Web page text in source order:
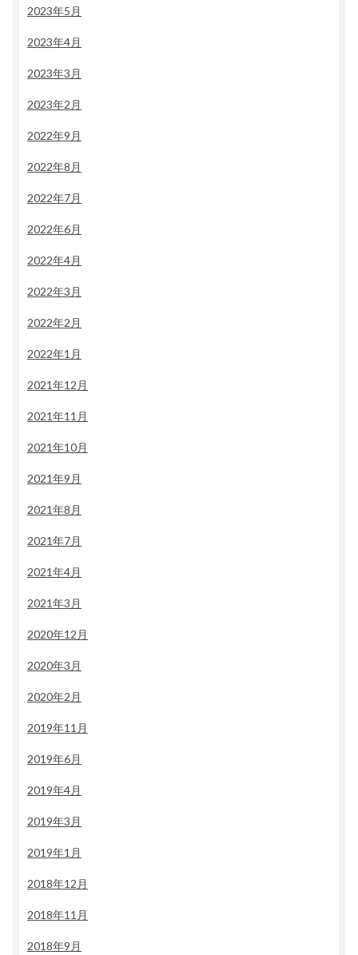
2023年5月
2023年4月
2023年3月
2023年2月
2022年9月
2022年8月
2022年7月
2022年6月
2022年4月
2022年3月
2022年2月
2022年1月
2021年12月
2021年11月
2021年10月
2021年9月
2021年8月
2021年7月
2021年4月
2021年3月
2020年12月
2020年3月
2020年2月
2019年11月
2019年6月
2019年4月
2019年3月
2019年1月
2018年12月
2018年11月
2018年9月